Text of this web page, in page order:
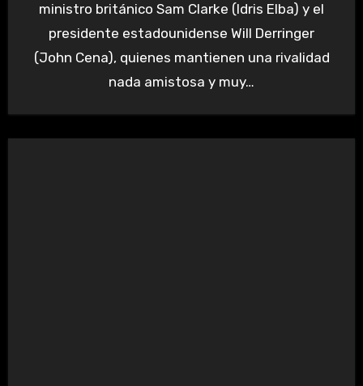
ministro británico Sam Clarke (Idris Elba) y el
presidente estadounidense Will Derringer
(John Cena), quienes mantienen una rivalidad
nada amistosa y muy…